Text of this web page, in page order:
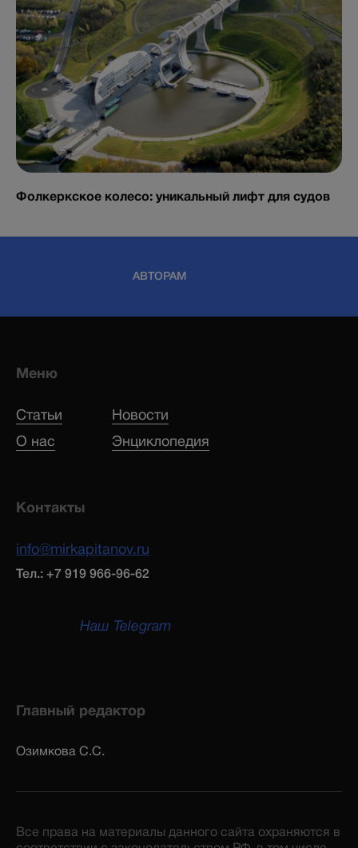
Фолкеркское колесо: уникальный лифт для судов
АВТОРАМ
Меню
Статьи
Новости
О нас
Энциклопедия
Контакты
info@mirkapitanov.ru
Тел.: +7 919 966-96-62
Наш Telegram
Главный редактор
Озимкова С.С.
Все права на материалы данного сайта охраняются в